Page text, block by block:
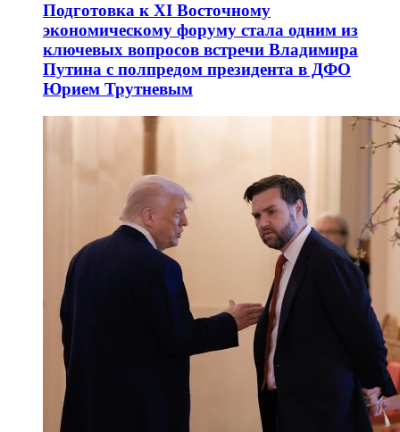
Подготовка к XI Восточному
экономическому форуму стала одним из
ключевых вопросов встречи Владимира
Путина с полпредом президента в ДФО
Юрием Трутневым